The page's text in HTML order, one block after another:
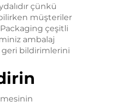
çünkü
müşteriler
çeşitli
ambalaj
geri bildirimlerini